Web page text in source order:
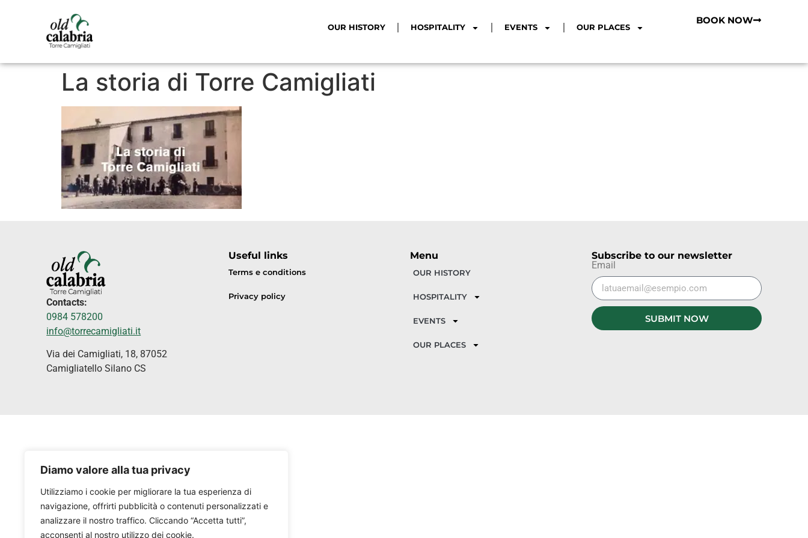
Diamo valore alla tua privacy
Utilizziamo i cookie per migliorare la tua esperienza di
navigazione, offrirti pubblicità o contenuti personalizzati e
analizzare il nostro traffico. Cliccando “Accetta tutti”,
acconsenti al nostro utilizzo dei cookie.
OUR HISTORY HOSPITALITY EVENTS OUR PLACES
BOOK NOW
La storia di Torre Camigliati
Contacts:
0984 578200
info@torrecamigliati.it
Via dei Camigliati, 18, 87052
Camigliatello Silano CS
Useful links
Terms e conditions
Privacy policy
Menu
OUR HISTORY
HOSPITALITY
EVENTS
OUR PLACES
Subscribe to our newsletter
Email
SUBMIT NOW